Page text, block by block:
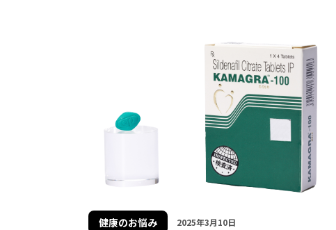
健康のお悩み 2025年3月10日